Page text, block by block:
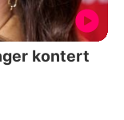
kontert